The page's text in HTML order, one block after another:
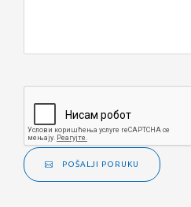
POŠALJI PORUKU